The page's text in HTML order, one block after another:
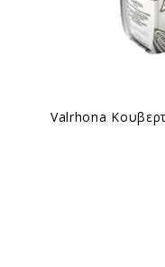
Valrhona